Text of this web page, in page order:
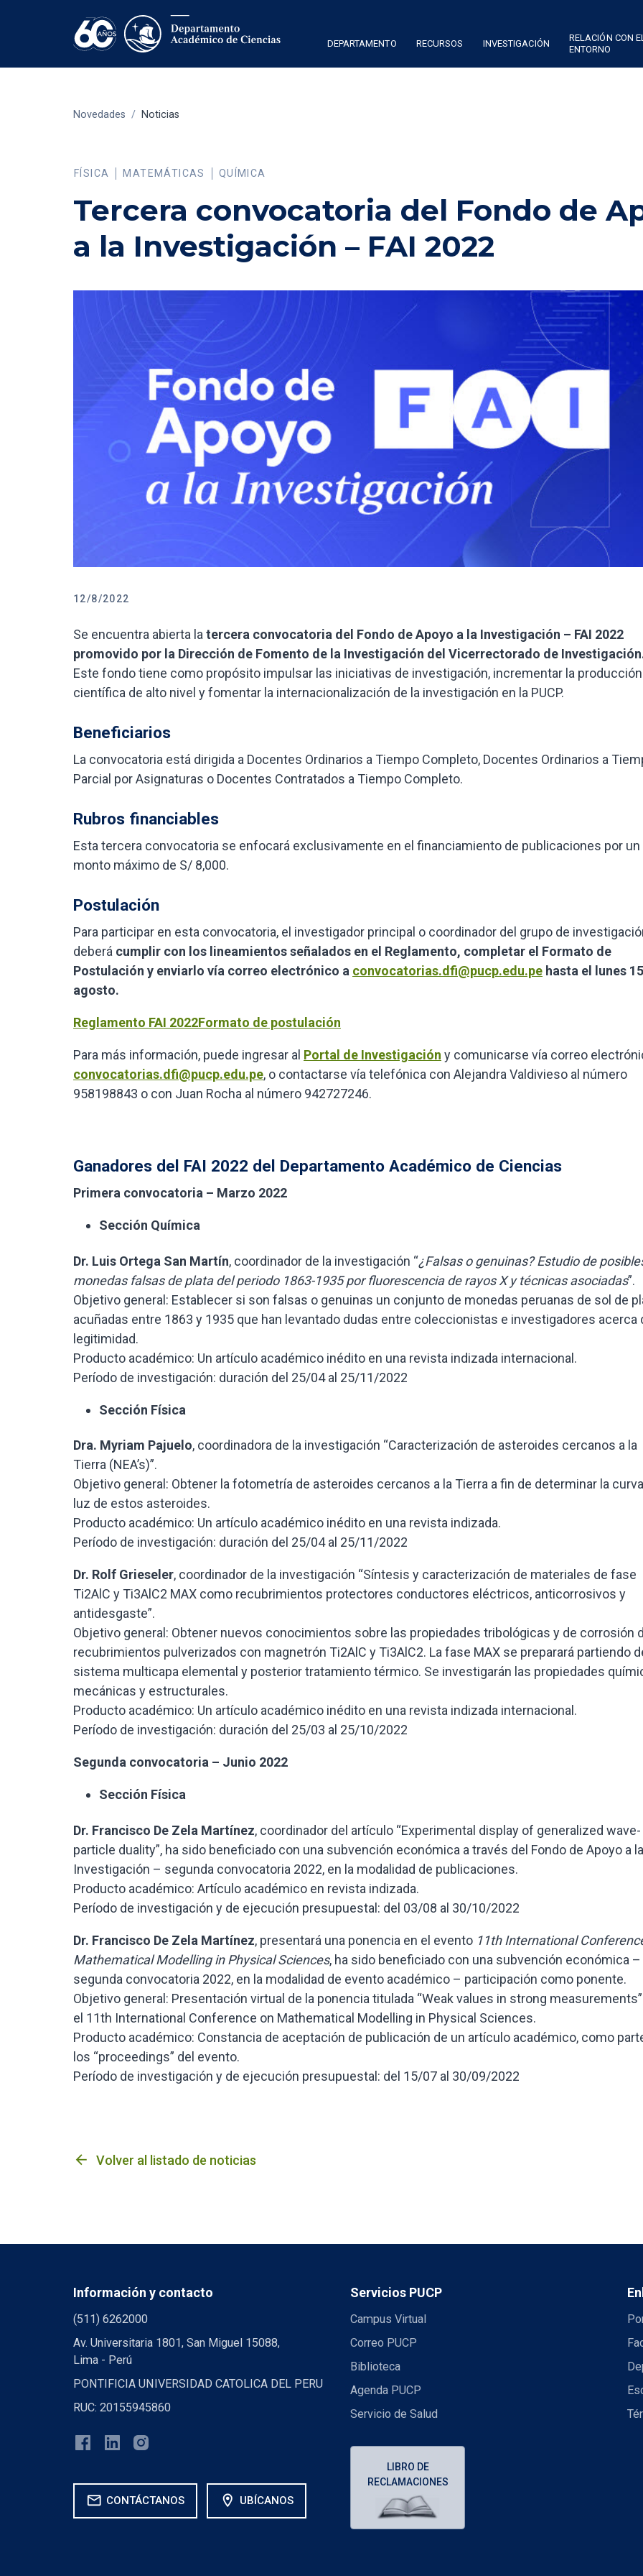
DEPARTAMENTO RECURSOS INVESTIGACIÓN
RELACIÓN CON EL
ENTORNO
Novedades / Noticias
FÍSICA MATEMÁTICAS QUÍMICA
Tercera convocatoria del Fondo de
a la Investigación – FAI 2022
12/8/2022
Se encuentra abierta latercera convocatoria del Fondo de Apoyo a la Investigación – FAI 2022
promovido por la Dirección de Fomento de la Investigación del Vicerrectorado de
Este fondo tiene como propósito impulsar las iniciativas de investigación, incrementar la producción
científica de alto nivel y fomentar la internacionalización de la investigación en la PUCP.
Beneficiarios
La convocatoria está dirigida a Docentes Ordinarios a Tiempo Completo, Docentes Ordinarios a
Parcial por Asignaturas o Docentes Contratados a Tiempo Completo.
Rubros financiables
Esta tercera convocatoria se enfocará exclusivamente en el financiamiento de publicaciones por un
monto máximo de S/ 8,000.
Postulación
Para participar en esta convocatoria, el investigador principal o coordinador del grupo de
deberá cumplir con los lineamientos señalados en el Reglamento, completar el Formato de
Postulación y enviarlo vía correo electrónico a convocatorias.dfi@pucp.edu.pe hasta el lunes
agosto.
Reglamento FAI 2022Formato de postulación
Para más información, puede ingresar al Portal de Investigación y comunicarse vía correo
convocatorias.dfi@pucp.edu.pe, o contactarse vía telefónica con Alejandra Valdivieso al número
958198843 o con Juan Rocha al número 942727246.
Ganadores del FAI 2022 del Departamento Académico de Ciencias
Primera convocatoria – Marzo 2022
Sección Química
Dr. Luis Ortega San Martín, coordinador de la investigación “¿Falsas o genuinas? Estudio de
monedas falsas de plata del periodo 1863-1935 por fluorescencia de rayos X y técnicas asociadas”.
Objetivo general: Establecer si son falsas o genuinas un conjunto de monedas peruanas de sol de
acuñadas entre 1863 y 1935 que han levantado dudas entre coleccionistas e investigadores acerca
legitimidad.
Producto académico: Un artículo académico inédito en una revista indizada internacional.
Período de investigación: duración del 25/04 al 25/11/2022
Sección Física
Dra. Myriam Pajuelo, coordinadora de la investigación “Caracterización de asteroides cercanos a la
Tierra (NEA’s)”.
Objetivo general: Obtener la fotometría de asteroides cercanos a la Tierra a fin de determinar la
luz de estos asteroides.
Producto académico: Un artículo académico inédito en una revista indizada.
Período de investigación: duración del 25/04 al 25/11/2022
Dr. Rolf Grieseler, coordinador de la investigación “Síntesis y caracterización de materiales de fase
Ti2AlC y Ti3AlC2 MAX como recubrimientos protectores conductores eléctricos, anticorrosivos y
antidesgaste”.
Objetivo general: Obtener nuevos conocimientos sobre las propiedades tribológicas y de corrosión
recubrimientos pulverizados con magnetrón Ti2AlC y Ti3AlC2. La fase MAX se preparará partiendo
sistema multicapa elemental y posterior tratamiento térmico. Se investigarán las propiedades
mecánicas y estructurales.
Producto académico: Un artículo académico inédito en una revista indizada internacional.
Período de investigación: duración del 25/03 al 25/10/2022
Segunda convocatoria – Junio 2022
Sección Física
Dr. Francisco De Zela Martínez, coordinador del artículo “Experimental display of generalized wave-
particle duality”, ha sido beneficiado con una subvención económica a través del Fondo de Apoyo a la
Investigación – segunda convocatoria 2022, en la modalidad de publicaciones.
Producto académico: Artículo académico en revista indizada.
Período de investigación y de ejecución presupuestal: del 03/08 al 30/10/2022
Dr. Francisco De Zela Martínez, presentará una ponencia en el evento 11th International
Mathematical Modelling in Physical Sciences, ha sido beneficiado con una subvención económica –
segunda convocatoria 2022, en la modalidad de evento académico – participación como ponente.
Objetivo general: Presentación virtual de la ponencia titulada “Weak values in strong
el 11th International Conference on Mathematical Modelling in Physical Sciences.
Producto académico: Constancia de aceptación de publicación de un artículo académico, como
los “proceedings” del evento.
Período de investigación y de ejecución presupuestal: del 15/07 al 30/09/2022
arrow_back Volver al listado de noticias
Información y contacto
(511) 6262000
Av. Universitaria 1801, San Miguel 15088,
Lima - Perú
PONTIFICIA UNIVERSIDAD CATOLICA DEL PERU
RUC: 20155945860
mail CONTÁCTANOS location_on UBÍCANOS
Servicios PUCP
Campus Virtual
Correo PUCP
Biblioteca
Agenda PUCP
Servicio de Salud
LIBRO DE
RECLAMACIONES